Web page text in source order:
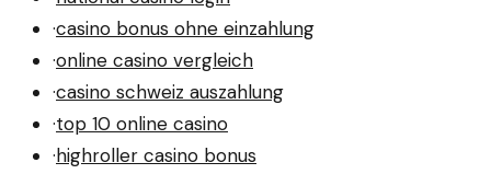
·casino bonus ohne einzahlung
·online casino vergleich
·casino schweiz auszahlung
·top 10 online casino
·highroller casino bonus